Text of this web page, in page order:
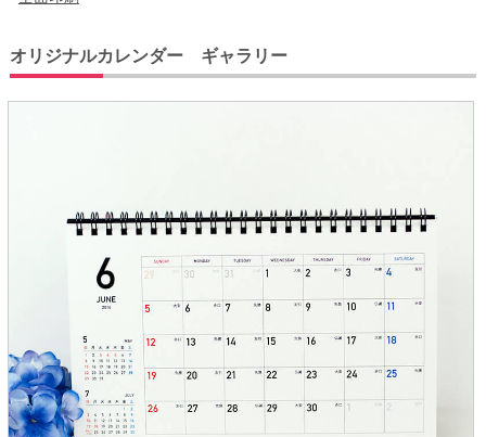
オリジナルカレンダー ギャラリー